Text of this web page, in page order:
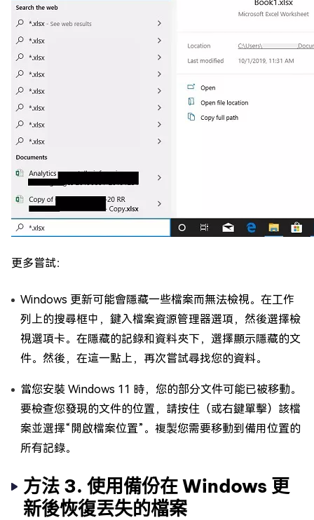
更多嘗試：
Windows 更新可能會隱藏一些檔案而無法檢視。在工作
列上的搜尋框中，鍵入檔案資源管理器選項，然後選擇檢
視選項卡。在隱藏的記錄和資料夾下，選擇顯示隱藏的文
件。然後，在這一點上，再次嘗試尋找您的資料。
當您安裝 Windows 11 時，您的部分文件可能已被移動。
要檢查您發現的文件的位置，請按住（或右鍵單擊）該檔
案並選擇“開啟檔案位置”。複製您需要移動到備用位置的
所有記錄。
方法 3. 使用備份在 Windows 更
新後恢復丟失的檔案